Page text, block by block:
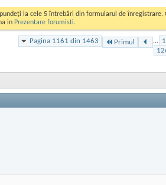
la cele 5 întrebări din formularul de
in Prezentare forumisti.
Pagina 1161 din 1463 Primul ...